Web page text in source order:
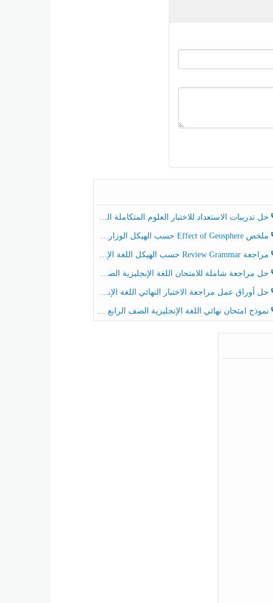
حل تدريبات الاستعداد للاختبار العلوم المتكاملة الصف الخامس عام الفصل الثالث
ملخص Effect of Geosphere حسب الهيكل الوزاري العلوم المتكاملة الصف الخامس انسبير الفصل الثالث
مراجعة Review Grammar حسب الهيكل اللغة الإنجليزية الصف الخامس الفصل الثالث
حل مراجعة شاملة للامتحان اللغة الإنجليزية الصف الخامس الفصل الثالث
حل أوراق عمل مراجعة الاختبار النهائي اللغة الإنجليزية الصف الرابع الفصل الثالث
نموذج امتحان نهائي اللغة الإنجليزية الصف الرابع الفصل الثالث